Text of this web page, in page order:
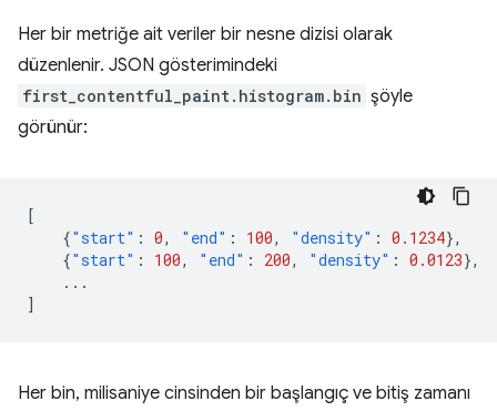
Her bir metriğe ait veriler bir nesne dizisi olarak
düzenlenir. JSON gösterimindeki
first_contentful_paint.histogram.bin şöyle
görünür:
[
{"start" : 0, "end" : 100, "density" : 0.1234},
{"start" : 100, "end" : 200, "density" : 0.0123},
...
]
Her bin, milisaniye cinsinden bir başlangıç ve bitiş zamanı